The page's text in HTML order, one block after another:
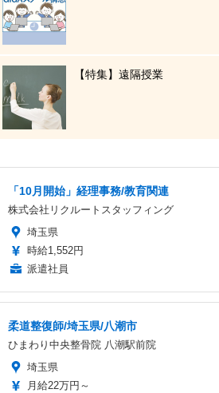
【特集】遠隔授業
「10月開始」経理事務/教育関連
株式会社リクルートスタッフィング
埼玉県
時給1,552円
派遣社員
柔道整復師/埼玉県/八潮市
ひまわり中央整骨院 八潮駅前院
埼玉県
月給22万円～